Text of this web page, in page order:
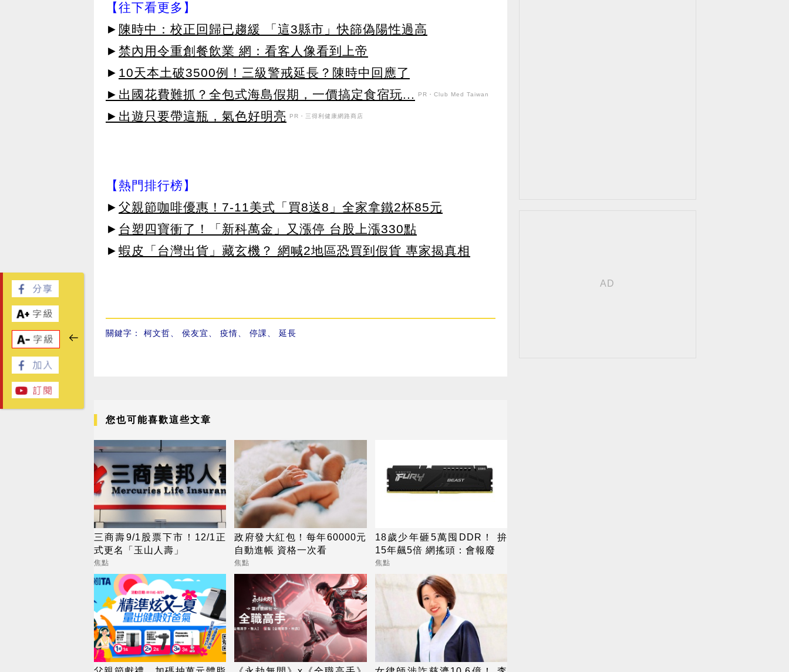
【往下看更多】
► 陳時中：校正回歸已趨緩 「這3縣市」快篩偽陽性過高
► 禁內用令重創餐飲業 網：看客人像看到上帝
► 10天本土破3500例！三級警戒延長？陳時中回應了
►出國花費難抓？全包式海島假期，一價搞定食宿玩...
PR・Club Med Taiwan
►出遊只要帶這瓶，氣色好明亮 PR・三得利健康網路商店
【熱門排行榜】
► 父親節咖啡優惠！7-11美式「買8送8」全家拿鐵2杯85元
► 台塑四寶衝了！「新科萬金」又漲停 台股上漲330點
► 蝦皮「台灣出貨」藏玄機？ 網喊2地區恐買到假貨 專家揭真相
關鍵字： 柯文哲 侯友宜 疫情 停課 延長
您也可能喜歡這些文章
三商壽9/1股票下市！12/1正
式更名「玉山人壽」
焦點
政府發大紅包！每年60000元
自動進帳 資格一次看
焦點
18歲少年砸5萬囤DDR！ 拚
15年飆5倍 網搖頭：會報廢
焦點